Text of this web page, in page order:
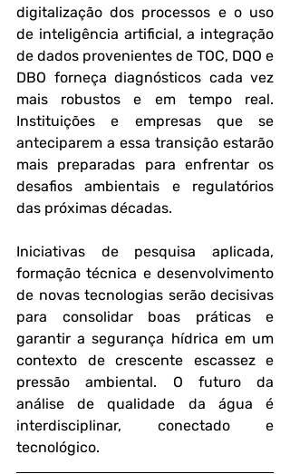
digitalização dos processos e o uso
de inteligência artificial, a integração
de dados provenientes de TOC, DQO e
DBO forneça diagnósticos cada vez
mais robustos e em tempo real.
Instituições e empresas que se
anteciparem a essa transição estarão
mais preparadas para enfrentar os
desafios ambientais e regulatórios
das próximas décadas.
Iniciativas de pesquisa aplicada,
formação técnica e desenvolvimento
de novas tecnologias serão decisivas
para consolidar boas práticas e
garantir a segurança hídrica em um
contexto de crescente escassez e
pressão ambiental. O futuro da
análise de qualidade da água é
interdisciplinar, conectado e
tecnológico.